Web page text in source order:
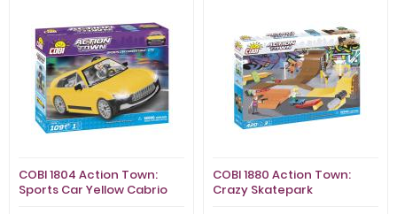
COBI 1804 Action Town:
Sports Car Yellow Cabrio
COBI 1880 Action Town:
Crazy Skatepark